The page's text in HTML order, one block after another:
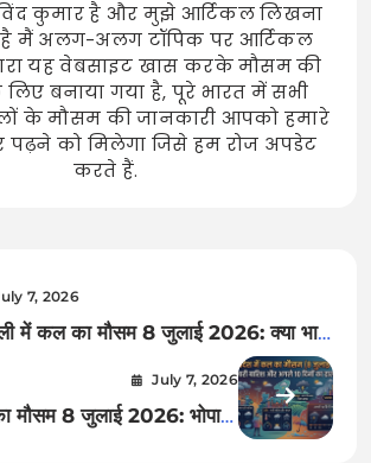
कुमार है और मुझे आर्टिकल लिखना
मैं अलग-अलग टॉपिक पर आर्टिकल
यह वेबसाइट खास करके मौसम की
बनाया गया है, पूरे भारत में सभी
के मौसम की जानकारी आपको हमारे
पढ़ने को मिलेगा जिसे हम रोज अपडेट
करते हैं.
7, 2026
में कल का मौसम 8 जुलाई 2026: क्या भारी
देगी राहत या बढ़ेगी मुसीबत? जानें नई दिल्ली
पूर्वी दिल्ली तक अगले 10 दिनों का पूरा
July 7, 2026
मौसम 8 जुलाई 2026: भोपाल,